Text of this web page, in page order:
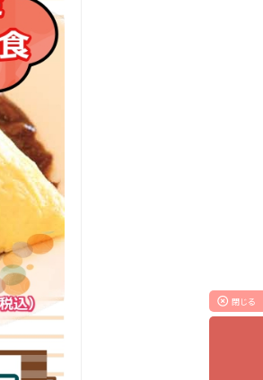
highlight_off 閉じる